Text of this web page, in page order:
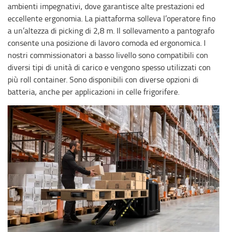
ambienti impegnativi, dove garantisce alte prestazioni ed
eccellente ergonomia. La piattaforma solleva l’operatore fino
a un’altezza di picking di 2,8 m. Il sollevamento a pantografo
consente una posizione di lavoro comoda ed ergonomica. I
nostri commissionatori a basso livello sono compatibili con
diversi tipi di unità di carico e vengono spesso utilizzati con
più roll container. Sono disponibili con diverse opzioni di
batteria, anche per applicazioni in celle frigorifere.